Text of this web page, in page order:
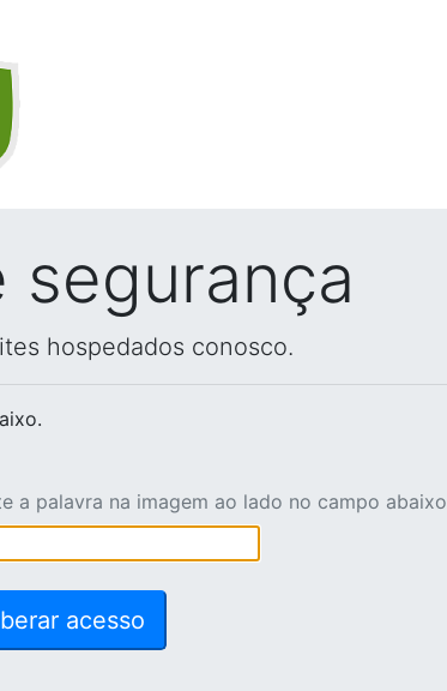
segurança
hospedados conosco.
a palavra na imagem ao lado no campo abaixo